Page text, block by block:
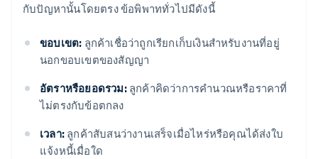
กับปัญหานั้นโดยตรง ข้อพิพาททั่วไปมีดังนี้
ขอบเขต: ลูกค้าเชื่อว่าถูกเรียกเก็บเงินสำหรับงานที่อยู่
นอกขอบเขตของสัญญา
อัตราหรือยอดรวม:ลูกค้าคิดว่าการคำนวณหรือราคาที่
ไม่ตรงกับข้อตกลง
เวลา: ลูกค้าสับสนว่างานเสร็จเมื่อไหร่หรือคุณได้ส่งใบ
แจ้งหนี้เมื่อใด